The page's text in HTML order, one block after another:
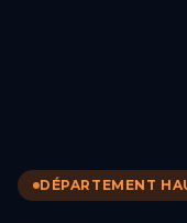
DÉPARTEMENT